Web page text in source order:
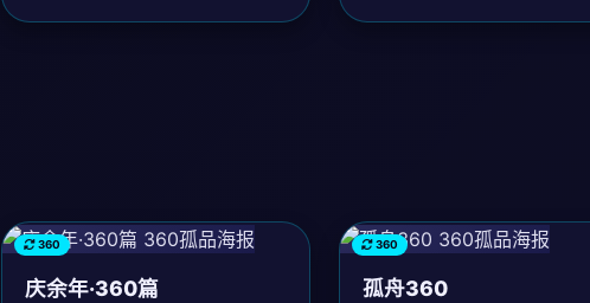
360
庆余年·360篇
360
孤舟360